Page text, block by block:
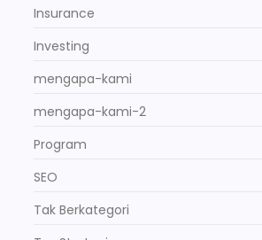
Insurance
Investing
mengapa-kami
mengapa-kami-2
Program
SEO
Tak Berkategori